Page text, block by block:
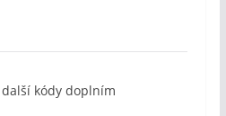
kódy doplním